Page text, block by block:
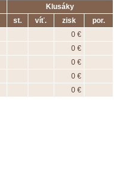
Klusáky
st. víť. zisk
por.
0 €
0 €
0 €
0 €
0 €